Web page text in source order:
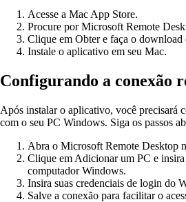
Acesse a Mac App Store.
Procure por Microsoft Remote
Clique em Obter e faça o download
Instale o aplicativo em seu Mac.
Configurando a conexão
Após instalar o aplicativo, você precisará
com o seu PC Windows. Siga os passos
Abra o Microsoft Remote Desktop
Clique em Adicionar um PC e insira
computador Windows.
Insira suas credenciais de login do
Salve a conexão para facilitar o